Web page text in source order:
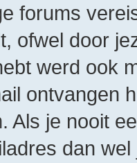
forums
ofwel door
werd ook
ontvangen
Als je nooit
dan